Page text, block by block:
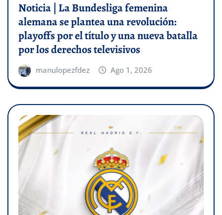
Noticia | La Bundesliga femenina
alemana se plantea una revolución:
playoffs por el título y una nueva batalla
por los derechos televisivos
manulopezfdez Ago 1, 2026